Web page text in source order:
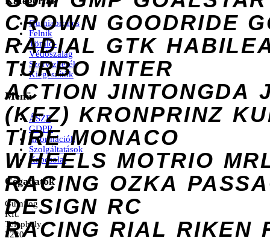
CROWN GOODRIDE
RADIAL GTK
TURBO INTER
ACTION JINTONGDA
(KFZ) KRONPRINZ
TIRE MONACO
WHEELS MOTRIO
RACING OZKA
DESIGN RC
RACING RIAL RIKEN
Gumiabroncs
Felnik
Tömlő-
Védőszalag
Szervizkerék
Kiegészítők
Menü
ÁSZF
GDPR
Információk
Szolgáltatások
Kapcsolat
Cégadatok
Gumilog
Kft.
Telephely
2220